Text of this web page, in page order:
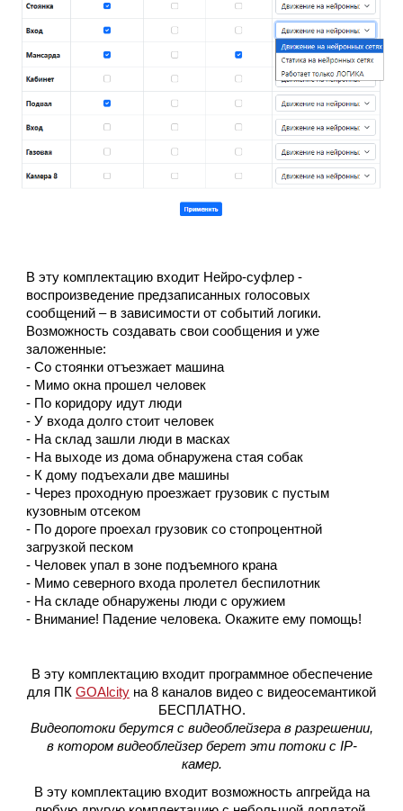
В эту комплектацию входит Нейро-суфлер -
воспроизведение предзаписанных голосовых
сообщений – в зависимости от событий логики.
Возможность создавать свои сообщения и уже
заложенные:
- Со стоянки отъезжает машина
- Мимо окна прошел человек
- По коридору идут люди
- У входа долго стоит человек
- На склад зашли люди в масках
- На выходе из дома обнаружена стая собак
- К дому подъехали две машины
- Через проходную проезжает грузовик с пустым
кузовным отсеком
- По дороге проехал грузовик со стопроцентной
загрузкой песком
- Человек упал в зоне подъемного крана
- Мимо северного входа пролетел беспилотник
- На складе обнаружены люди с оружием
- Внимание! Падение человека. Окажите ему помощь!
В эту комплектацию входит программное обеспечение
для ПК GOAlcity на 8 каналов видео с видеосемантикой
БЕСПЛАТНО.
Видеопотоки берутся с видеоблейзера в разрешении,
в котором видеоблейзер берет эти потоки с IP-
камер.
В эту комплектацию входит возможность апгрейда на